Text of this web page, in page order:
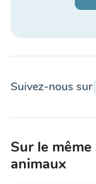
Suivez-nous sur
Sur le
animaux